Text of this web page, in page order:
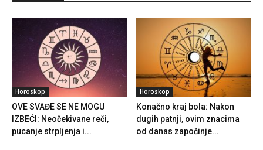
Horoskop
OVE SVAĐE SE NE MOGU
IZBEĆI: Neočekivane reči,
pucanje strpljenja i...
Horoskop
Konačno kraj bola: Nakon
dugih patnji, ovim znacima
od danas započinje...